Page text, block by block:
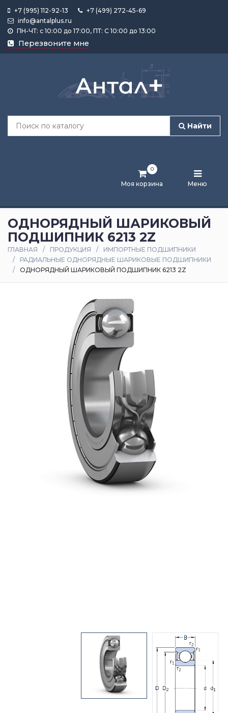
+7 (995) 112-92-13
+7 (499) 272-45-69
info@antalplus.ru
ПН-ЧТ: с 10:00 до 17:00, ПТ: С 10:00 до 13:00
Перезвоните мне
Найти
Моя корзина
0
Меню
Каталог
продукции
Лента
и
статьи
Оплата
доставка
ОДНОРЯДНЫЙ ШАРИКОВЫЙ
ПОДШИПНИК 6213 2Z
ГЛАВНАЯ ПРОДУКЦИЯ
ИМПОРТНЫЕ ПОДШИПНИКИ
РАДИАЛЬНЫЕ ОДНОРЯДНЫЕ ШАРИКОВЫЕ ПОДШИПНИКИ
ОДНОРЯДНЫЙ ШАРИКОВЫЙ ПОДШИПНИК 6213 2Z